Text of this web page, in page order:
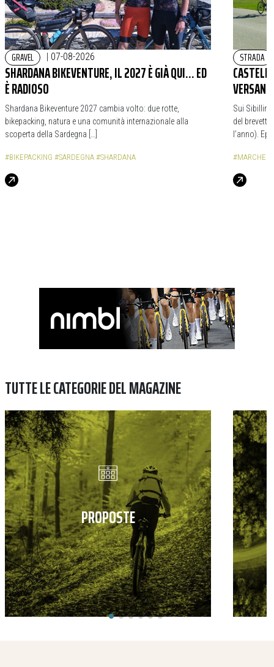
GRAVEL 07-08-2026
SHARDANA BIKEVENTURE, IL 2027 È GIÀ QUI… ED
È RADIOSO
Shardana Bikeventure 2027 cambia volto: due rotte,
bikepacking, natura e una comunità internazionale alla
scoperta della Sardegna […]
#BIKEPACKING #SARDEGNA #SHARDANA
STRADA
Sui Sibillini
del
l’anno).
#MARCHE
TUTTE LE CATEGORIE DEL MAGAZINE
PROPOSTE